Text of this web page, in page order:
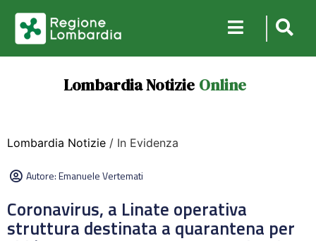
Lombardia Notizie Online
Lombardia Notizie / In Evidenza
Autore:Emanuele Vertemati
Coronavirus, a Linate operativa
struttura destinata a quarantena per